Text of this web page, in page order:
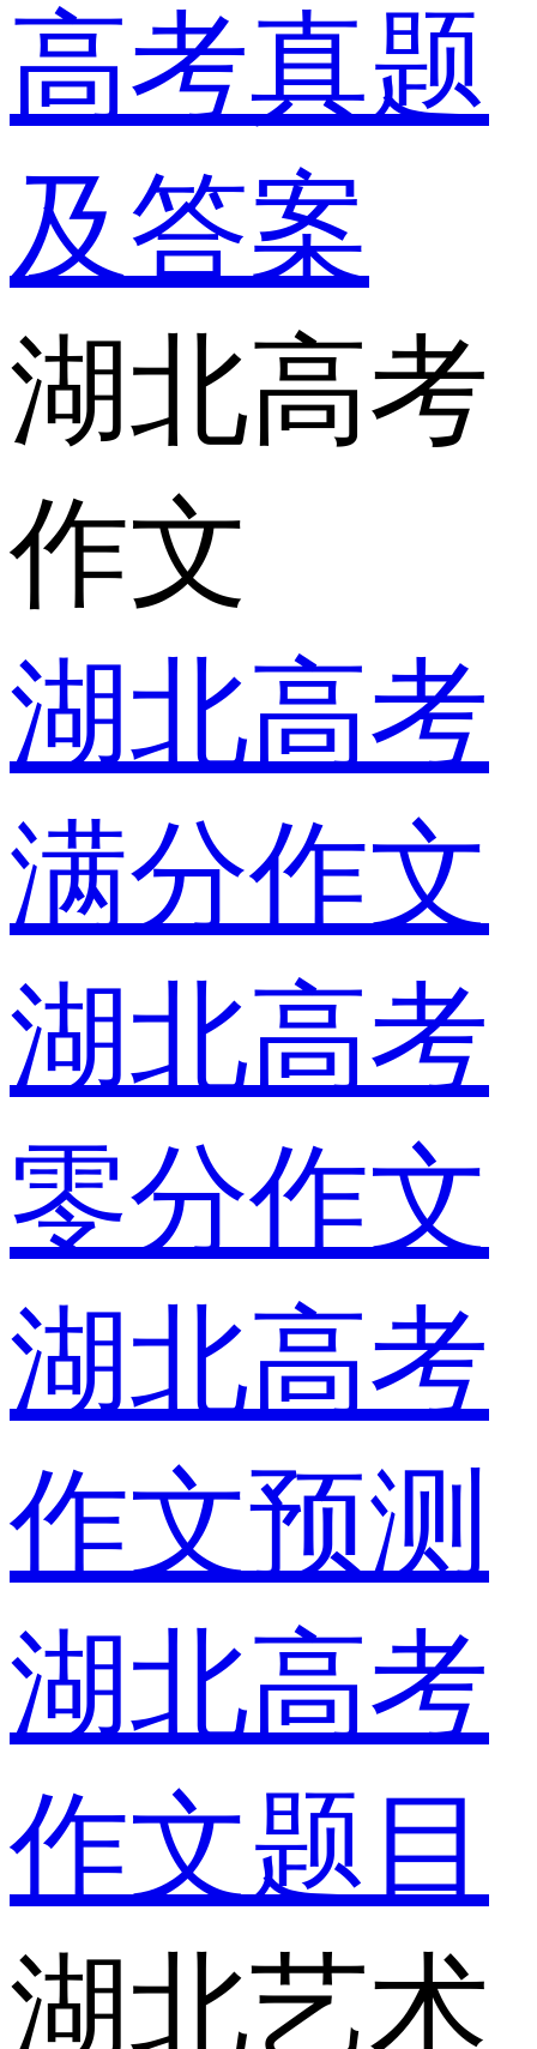
高考真题
及答案
湖北高考
作文
湖北高考
满分作文
湖北高考
零分作文
湖北高考
作文预测
湖北高考
作文题目
湖北艺术